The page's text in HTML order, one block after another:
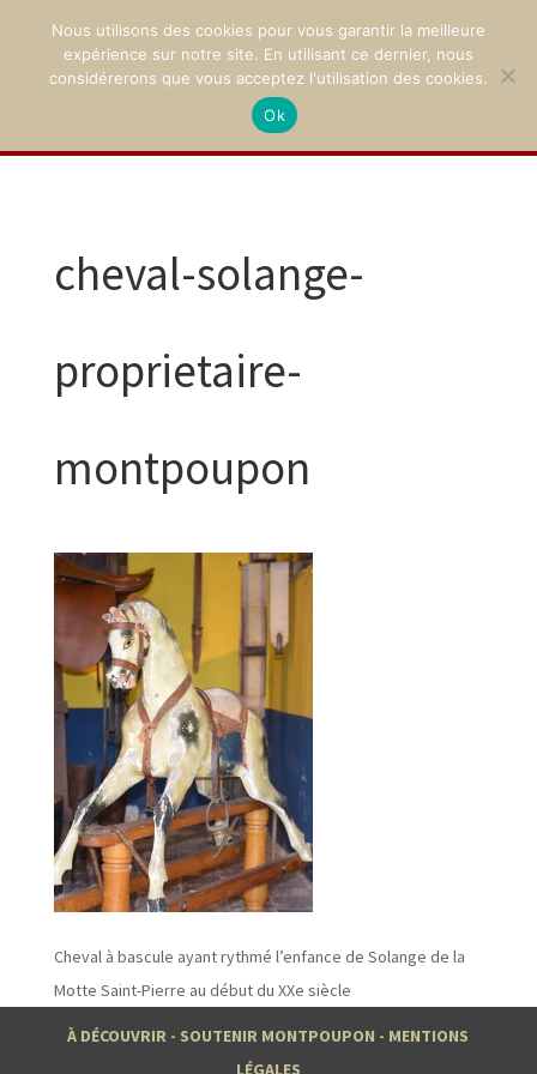
02 47 94 21 15
cheval-solange-
proprietaire-
montpoupon
Cheval à bascule ayant rythmé l’enfance de Solange de la
Motte Saint-Pierre au début du XXe siècle
À DÉCOUVRIR - SOUTENIR MONTPOUPON - MENTIONS
LÉGALES
Nous utilisons des cookies pour vous garantir la meilleure
expérience sur notre site. En utilisant ce dernier, nous
considérerons que vous acceptez l'utilisation des cookies.
Ok